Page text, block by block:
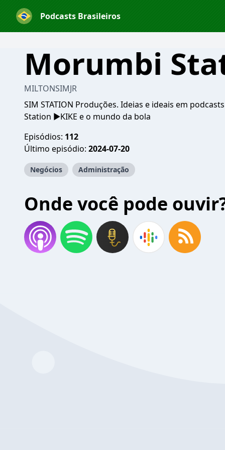
Podcasts Brasileiros
Morumbi
MILTONSIMJR
SIM STATION Produções. Ideias e ideais em
Station ▶️KIKE e o mundo da bola
Episódios: 112
Último episódio: 2024-07-20
Negócios Administração
Onde você pode